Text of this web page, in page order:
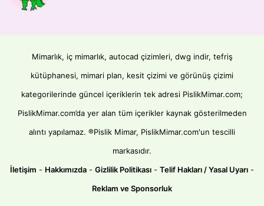
Mimarlık, iç mimarlık, autocad çizimleri, dwg indir, tefriş
kütüphanesi, mimari plan, kesit çizimi ve görünüş çizimi
kategorilerinde güncel içeriklerin tek adresi PislikMimar.com;
PislikMimar.com’da yer alan tüm içerikler kaynak gösterilmeden
alıntı yapılamaz. ®Pislik Mimar, PislikMimar.com'un tescilli
markasıdır.
İletişim - Hakkımızda - Gizlilik Politikası - Telif Hakları / Yasal Uyarı -
Reklam ve Sponsorluk